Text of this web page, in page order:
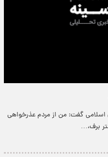
گفت: من از مردم عذرخواهی
برف،…